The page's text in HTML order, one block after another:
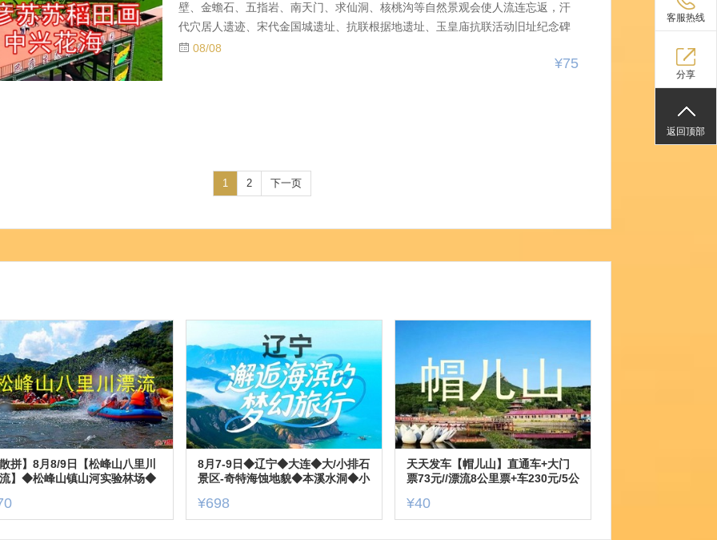
壁、金蟾石、五指岩、南天门、求仙洞、核桃沟等自然景观会使人流连忘返，汗
代穴居人遗迹、宋代金国城遗址、抗联根据地遗址、玉皇庙抗联活动旧址纪念碑
以及景区新建的风车走廊、林中花海、祈福台、稻草人欢乐谷、高空极限溜索、
旱地滑圈等人文景观更加令人乐不思蜀。第一集合地点：南岗区省博物馆附近，
08/08
¥75
1 2 下一页
拼】8月8/9日【松峰山八里川
】◆松峰山镇山河实验林场◆
8月7-9日◆辽宁◆大连◆大/小排石
景区-奇特海蚀地貌◆本溪水洞◆小
日游
¥698
天天发车【帽儿山】直通车+大门
票73元//漂流8公里票+车230元/5公
¥40
客服热线
分享
返回顶部